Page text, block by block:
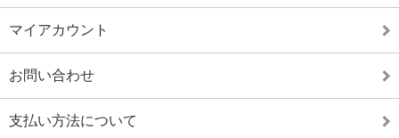
マイアカウント
お問い合わせ
支払い方法について